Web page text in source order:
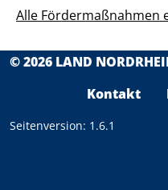
Alle Fördermaßnahmen
© 2026 LAND
Kontakt
Seitenversion: 1.6.1